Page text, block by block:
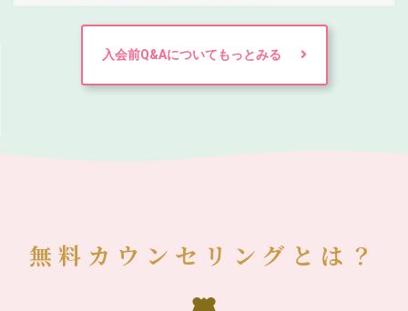
入会前Q&Aについてもっとみる
無料カウンセリングとは？